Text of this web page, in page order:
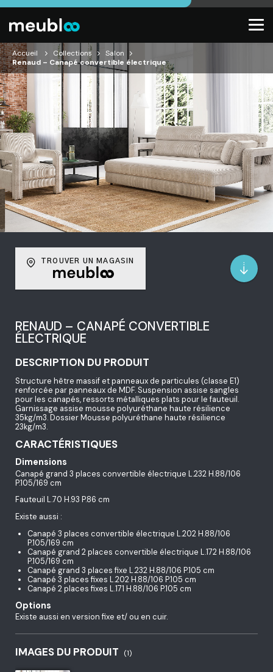
Accueil Collections
Salon
Renaud – Canapé convertible électrique
TROUVER UN MAGASIN
RENAUD – CANAPÉ CONVERTIBLE
ÉLECTRIQUE
DESCRIPTION DU PRODUIT
Structure hêtre massif et panneaux de particules (classe E1)
renforcée par panneaux de MDF. Suspension assise sangles
pour les canapés, ressorts métalliques plats pour le fauteuil.
Garnissage assise mousse polyuréthane haute résilience
35kg/m3. Dossier Mousse polyuréthane haute résilience
23kg/m3.
CARACTÉRISTIQUES
Dimensions
Canapé grand 3 places convertible électrique L.232 H.88/106
P.105/169 cm
Fauteuil L.70 H.93 P.86 cm
Existe aussi :
Canapé 3 places convertible électrique L.202 H.88/106
P.105/169 cm
Canapé grand 2 places convertible électrique L.172 H.88/106
P.105/169 cm
Canapé grand 3 places fixe L.232 H.88/106 P.105 cm
Canapé 3 places fixes L.202 H.88/106 P.105 cm
Canapé 2 places fixes L.171 H.88/106 P.105 cm
Options
Existe aussi en version fixe et/ ou en cuir.
IMAGES DU PRODUIT (1)